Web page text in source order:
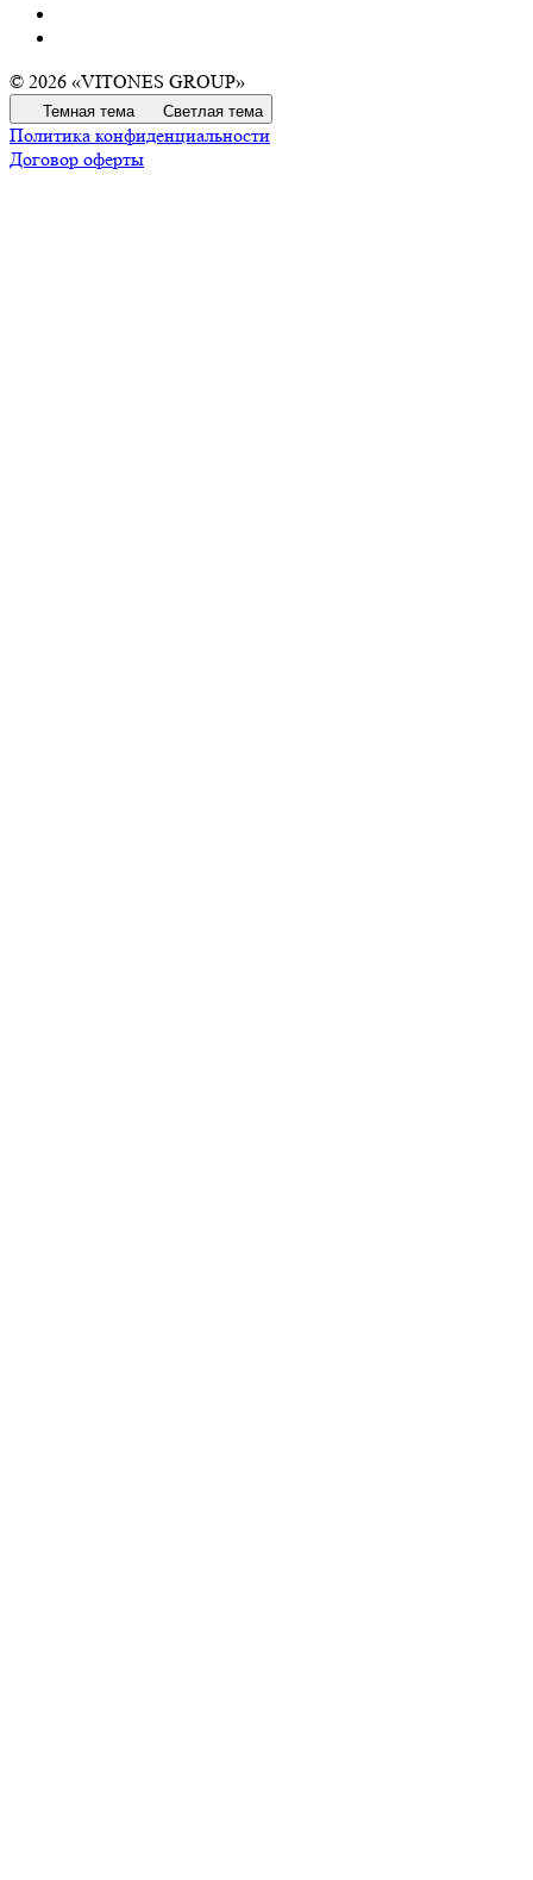
© 2026 «VITONES GROUP»
Темная тема Светлая тема
Политика конфиденциальности
Договор оферты